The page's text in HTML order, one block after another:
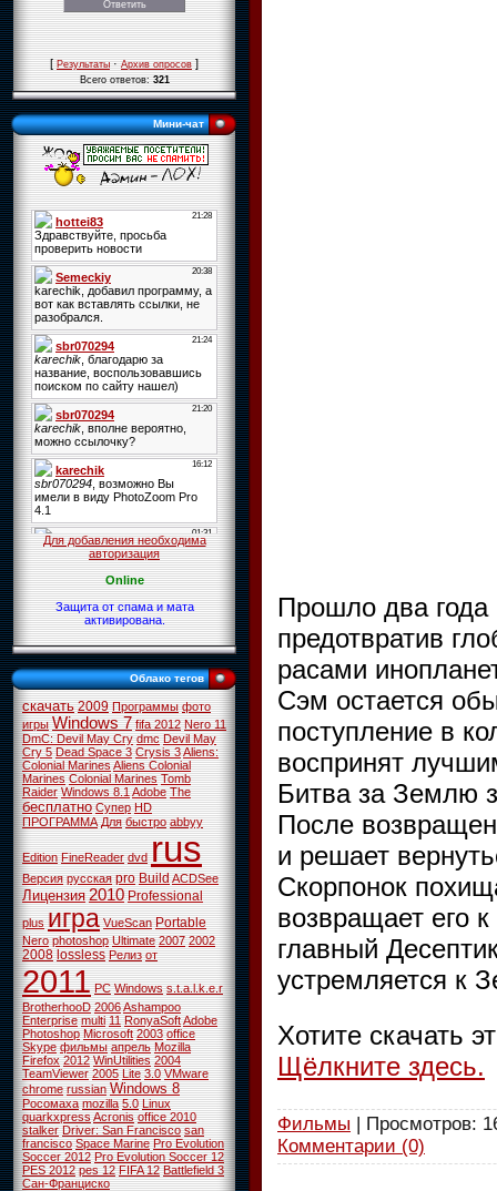
[Результаты·Архив опросов]
Всего ответов:321
Мини-чат
Для добавления необходима
авторизация
Online
Защита от спама и мата
активирована.
Облако тегов
скачать 2009 Программы фото
игры Windows 7 fifa 2012 Nero 11
DmC: Devil May Cry dmc Devil May
Cry 5 Dead Space 3 Crysis 3Aliens:
Colonial MarinesAliens Colonial
Marines Colonial Marines Tomb
Raider Windows 8.1Adobe The
бесплатно Супер HD
ПРОГРАММА Для быстро abbyy
Edition FineReader dvd rus
Версия русская pro BuildACDSee
Лицензия 2010 Professional
plus игра VueScan Portable
Nero photoshop Ultimate 2007 2002
2008 lossless Релиз от
2011 PC Windows s.t.a.l.k.e.r
BrotherhooD 2006Ashampoo
Enterprise multi 11 RonyaSoftAdobe
Photoshop Microsoft 2003 office
Skype фильмы апрель Mozilla
Firefox 2012 WinUtilities 2004
TeamViewer 2005 Lite 3.0 VMware
chrome russian Windows 8
Росомаха mozilla 5.0 Linux
quarkxpressAcronis office 2010
stalker Driver: San Francisco san
francisco Space Marine Pro Evolution
Soccer 2012 Pro Evolution Soccer 12
PES 2012 pes 12 FIFA 12 Battlefield 3
Сан-Франциско
Прошло два года
предотвратив
расами
Сэм остается
поступление в
воспринят
Битва за Землю
После
и решает
Скорпонок
возвращает его
главный
устремляется к
Хотите скачать
Щёлкните здесь.
Фильмы | Просмотров:
Комментарии (0)